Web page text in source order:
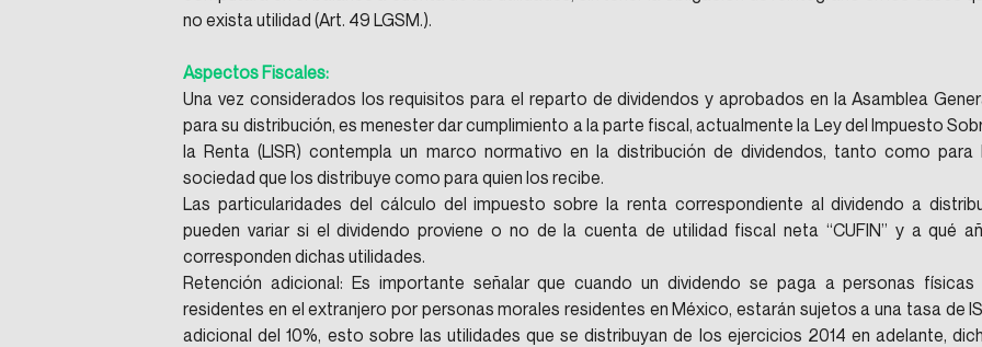
no exista utilidad (Art. 49 LGSM.).
Aspectos Fiscales:
Una vez considerados los requisitos para el reparto de dividendos y aprobados en la Asamblea
para su distribución, es menester dar cumplimiento a la parte fiscal, actualmente la Ley del Impuesto
la Renta (LISR) contempla un marco normativo en la distribución de dividendos, tanto como para
sociedad que los distribuye como para quien los recibe.
Las particularidades del cálculo del impuesto sobre la renta correspondiente al dividendo a
pueden variar si el dividendo proviene o no de la cuenta de utilidad fiscal neta “CUFIN” y a qué
corresponden dichas utilidades.
Retención adicional: Es importante señalar que cuando un dividendo se paga a personas físicas
residentes en el extranjero por personas morales residentes en México, estarán sujetos a una tasa de
adicional del 10%, esto sobre las utilidades que se distribuyan de los ejercicios 2014 en adelante,